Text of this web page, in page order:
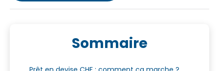
Sommaire